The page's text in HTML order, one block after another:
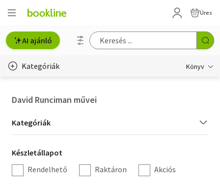
Üres
AI ajánló
Kategóriák Könyv
Hobbi, szabadidő
Irodalom
David Runciman művei
Kategória
szűrés
Kategóriák
Készletállapot
szűrés
Készletállapot
Rendelhető
Raktáron Akciós